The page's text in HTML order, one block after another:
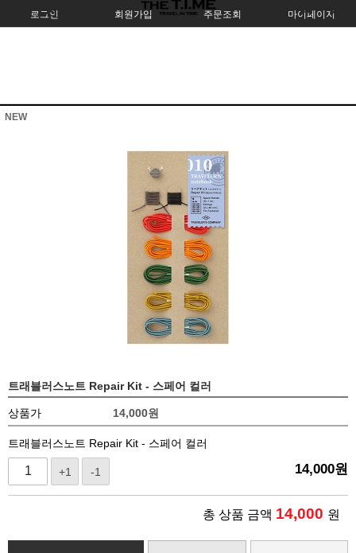
로그인 회원가입 주문조회 마이페이지
NEW
트래블러스노트 Repair Kit - 스페어 컬러
상품가 14,000원
트래블러스노트 Repair Kit - 스페어 컬러
+1 -1 14,000원
총 상품 금액 14,000 원